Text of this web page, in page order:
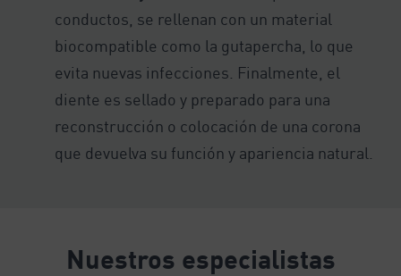
conductos, se rellenan con un material
biocompatible como la gutapercha, lo que
evita nuevas infecciones. Finalmente, el
diente es sellado y preparado para una
reconstrucción o colocación de una corona
que devuelva su función y apariencia natural.
Nuestros especialistas